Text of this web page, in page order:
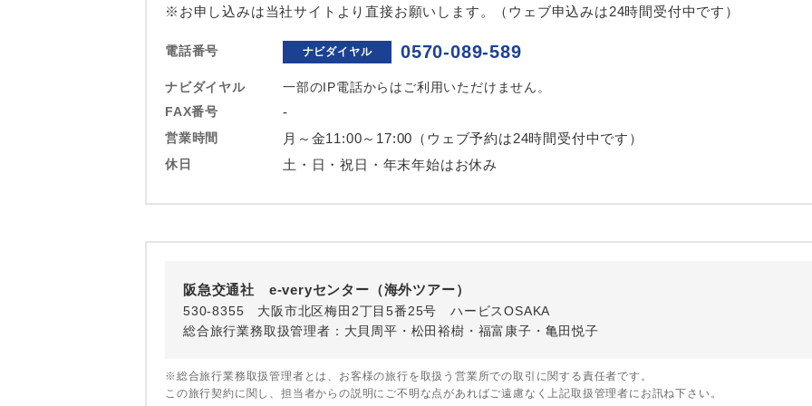
※お申し込みは当社サイトより直接お願いします。（ウェブ申込みは24時間受付中です）
電話番号 ナビダイヤル 0570-089-589
ナビダイヤル
一部のIP電話からはご利用いただけません。
FAX番号
-
営業時間 月～金11:00～17:00（ウェブ予約は24時間受付中です）
休日 土・日・祝日・年末年始はお休み
阪急交通社 e-veryセンター（海外ツアー）
530-8355 大阪市北区梅田2丁目5番25号 ハービスOSAKA
総合旅行業務取扱管理者：大貝周平・松田裕樹・福富康子・亀田悦子
※総合旅行業務取扱管理者とは、お客様の旅行を取扱う営業所での取引に関する責任者です。
この旅行契約に関し、担当者からの説明にご不明な点があればご遠慮なく上記取扱管理者にお訊ね下さい。
2027/3/18〜2027/3/27 大人（12歳以上）4,500円、子供（2歳以上12歳未満）
国際観光旅客税
2026/8/9〜2026/8/15 大人（12歳以上）3,000円、子供（2歳以上12歳未満）
2026/8/16〜2026/9/15 大人（12歳以上）3,000円、子供（2歳以上12歳未満）
2026/9/29〜2026/10/4 大人（12歳以上）3,000円、子供（2歳以上12歳未満）
2026/10/5〜2026/10/12 大人（12歳以上）3,000円、子供（2歳以上12歳未満
2026/10/13〜2026/10/19 大人（12歳以上）3,000円、子供（2歳以上12歳未満
2026/10/25〜2026/10/26 大人（12歳以上）3,000円、子供（2歳以上12歳未
2026/12/18〜2027/1/2 大人（12歳以上）3,000円、子供（2歳以上12歳未満）
2027/1/3〜2027/1/28 大人（12歳以上）3,000円、子供（2歳以上12歳未満）
2027/1/29〜2027/2/13 大人（12歳以上）3,000円、子供（2歳以上12歳未満）
2027/2/25〜2027/3/1 大人（12歳以上）3,000円、子供（2歳以上12歳未満）
2027/3/2〜2027/3/17 大人（12歳以上）3,000円、子供（2歳以上12歳未満）